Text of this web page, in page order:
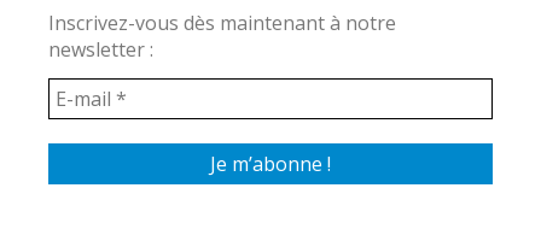
Inscrivez-vous dès maintenant à notre
newsletter :